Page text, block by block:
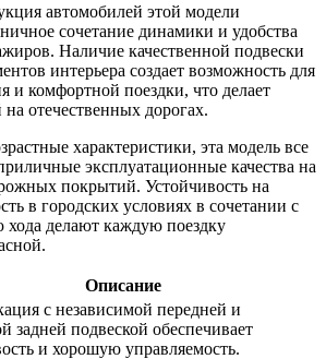
автомобилей этой модели
сочетание динамики и удобства
Наличие качественной подвески
интерьера создает возможность для
и комфортной поездки, что делает
отечественных дорогах.
характеристики, эта модель все
эксплуатационные качества на
покрытий. Устойчивость на
в городских условиях в сочетании с
хода делают каждую поездку
Описание
с независимой передней и
задней подвеской обеспечивает
и хорошую управляемость.